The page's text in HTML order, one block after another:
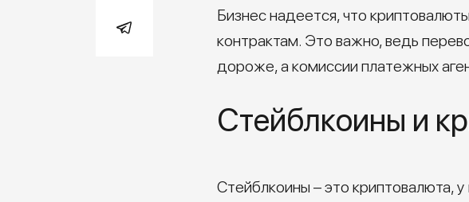
Бизнес надеется, что
контрактам. Это важно, ведь
дороже, а комиссии платежных
Стейблкоины и
Стейблкоины – это криптовалюта,